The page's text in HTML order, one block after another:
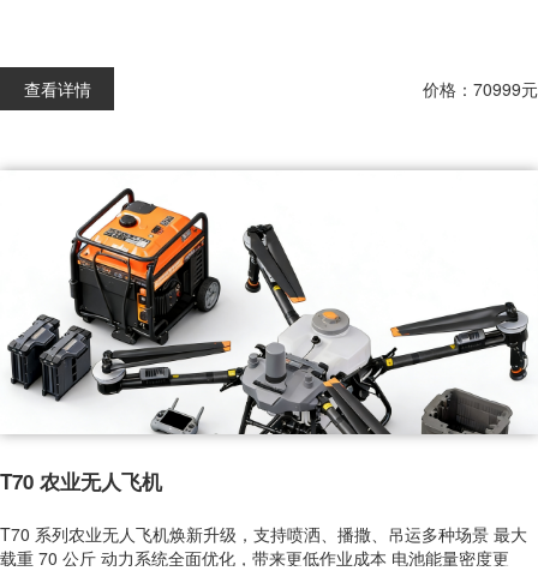
价格：70999元
查看详情
T70 农业无人飞机
T70 系列农业无人飞机焕新升级，支持喷洒、播撒、吊运多种场景 最大
载重 70 公斤 动力系统全面优化，带来更低作业成本 电池能量密度更